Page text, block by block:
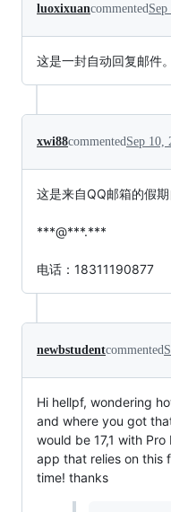
luoxixuancommented
这是一封自动回复邮件
xwi88commented Sep 10,
这是来自QQ邮箱的假期
***@***.***
电话：18311190877
newbstudentcommented
Hi hellpf, wondering
and where you got
would be 17,1 with
app that relies on this
time! thanks